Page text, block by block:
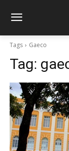
Tags Gaeco
Tag: